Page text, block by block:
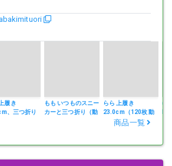
履き
、三つ折り
もも いつものスニー
カーと三つ折り（動
らら 上履き
23.0cm（120枚 動
画2本付）26‐4
ゆ
商品一覧